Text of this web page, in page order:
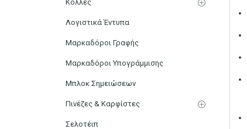
Κόλλες
Λογιστικά Έντυπα
Μαρκαδόροι Γραφής
Μαρκαδόροι Υπογράμμισης
Μπλοκ Σημειώσεων
Πινέζες & Καρφίστες
Σελοτέιπ